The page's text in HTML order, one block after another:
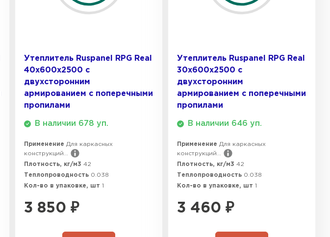
Утеплитель Ruspanel RPG Real
40х600х2500 с
двухсторонним
армированием с поперечными
пропилами
В наличии 678 уп.
Применение Для каркасных
конструкций...
Плотность, кг/м3 42
Теплопроводность 0.038
Кол-во в упаковке, шт 1
3 850 ₽
Утеплитель Ruspanel RPG Real
30х600х2500 с
двухсторонним
армированием с поперечными
пропилами
В наличии 646 уп.
Применение Для каркасных
конструкций...
Плотность, кг/м3 42
Теплопроводность 0.038
Кол-во в упаковке, шт 1
3 460 ₽
ПЕРЕЙТИ
Утеплитель Paroc
Утеплитель Ursa